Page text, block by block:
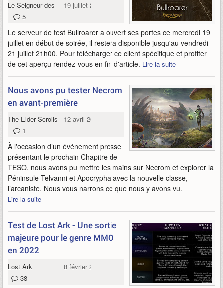
Le Seigneur des Anneaux Online
19 juillet 2023
5
Le serveur de test Bullroarer a ouvert ses portes ce mercredi 19
juillet en début de soirée, il restera disponible jusqu'au vendredi
21 juillet 21h00. Pour télécharger ce client spécifique et profiter
de cet aperçu rendez-vous en fin d'article. Lire la suite
Nous avons pu tester Necrom
en avant-première
The Elder Scrolls Online: Necrom
12 avril 2023
1
À l'occasion d’un événement presse
présentant le prochain Chapitre de
TESO, nous avons pu mettre les mains sur Necrom et explorer la
Péninsule Telvanni et Apocrypha avec la nouvelle classe,
l’arcaniste. Nous vous narrons ce que nous y avons vu.
Lire la suite
Test de Lost Ark - Une sortie
majeure pour le genre MMO
en 2022
Lost Ark
8 février 2022
38